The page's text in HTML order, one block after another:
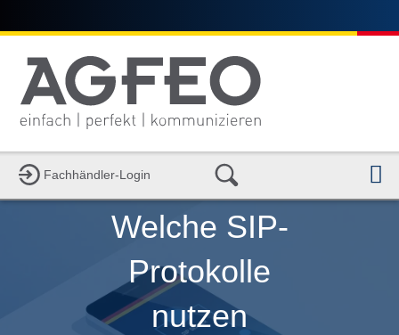
Fachhändler-Login
Welche SIP-
Protokolle
nutzen